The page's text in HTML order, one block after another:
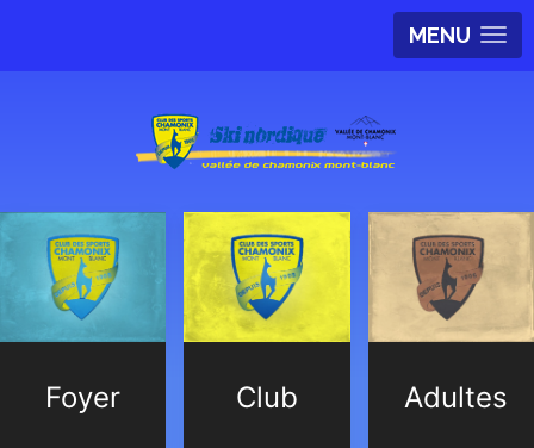
MENU
Foyer Club Adultes